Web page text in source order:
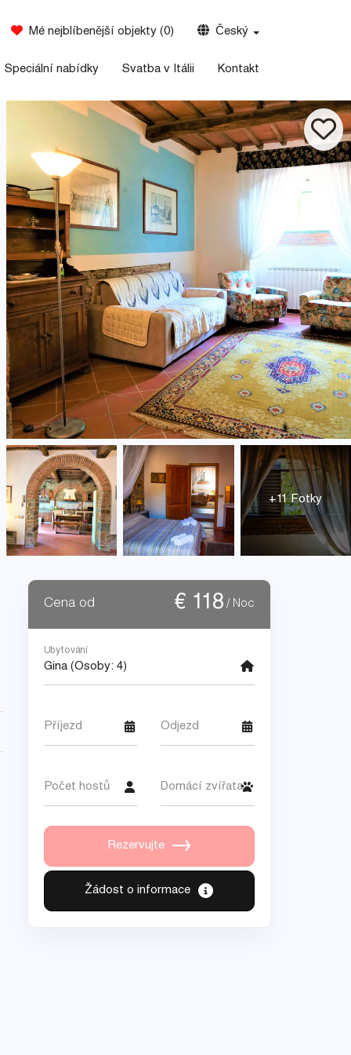
Mé nejblíbenější objekty (0) Český
Speciální nabídky Svatba v Itálii Kontakt
+11 Fotky
Cena od € 118 / Noc
Ubytování
Příjezd Odjezd
Počet hostů Domácí zvířata
Rezervujte
Žádost o informace